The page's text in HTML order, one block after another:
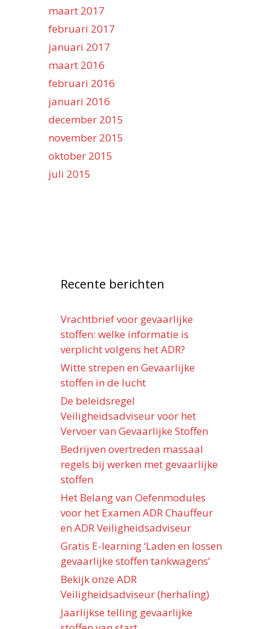
maart 2017
februari 2017
januari 2017
maart 2016
februari 2016
januari 2016
december 2015
november 2015
oktober 2015
juli 2015
Recente berichten
Vrachtbrief voor gevaarlijke
stoffen: welke informatie is
verplicht volgens het ADR?
Witte strepen en Gevaarlijke
stoffen in de lucht
De beleidsregel
Veiligheidsadviseur voor het
Vervoer van Gevaarlijke Stoffen
Bedrijven overtreden massaal
regels bij werken met gevaarlijke
stoffen
Het Belang van Oefenmodules
voor het Examen ADR Chauffeur
en ADR Veiligheidsadviseur
Gratis E-learning ‘Laden en lossen
gevaarlijke stoffen tankwagens’
Bekijk onze ADR
Veiligheidsadviseur (herhaling)
Jaarlijkse telling gevaarlijke